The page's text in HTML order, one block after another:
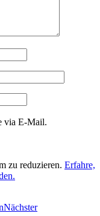
via E-Mail.
zu reduzieren. Erfahre,
Nächster